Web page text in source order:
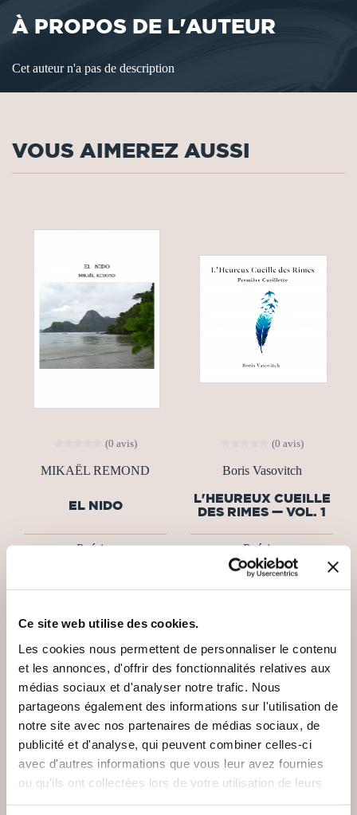
Ce site web utilise des cookies.
Les cookies nous permettent de personnaliser le contenu
et les annonces, d'offrir des fonctionnalités relatives aux
médias sociaux et d'analyser notre trafic. Nous
partageons également des informations sur l'utilisation de
notre site avec nos partenaires de médias sociaux, de
publicité et d'analyse, qui peuvent combiner celles-ci
avec d'autres informations que vous leur avez fournies
ou qu'ils ont collectées lors de votre utilisation de leurs
À PROPOS DE L'AUTEUR
Cet auteur n'a pas de description
VOUS AIMEREZ AUSSI
(0 avis)
MIKAËL REMOND
EL NIDO
Poésies
(0 avis)
Boris Vasovitch
L'HEUREUX CUEILLE
DES RIMES — VOL. 1
Poésies
NEW